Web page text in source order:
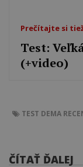
Prečítajte si
Test:
(+video)
TEST DEMA
ČÍTAŤ ĎALEJ